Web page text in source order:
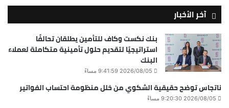
آخر الأخبار
بنك نكست وكاف للتأمين يطلقان تحالفًا
استراتيجيًا لتقديم حلول تأمينية متكاملة لعملاء
البنك
2026/08/05 9:41:59 مساءً
ناتجاس توضح حقيقية الشكوي من خلل منظومة احتساب الفواتير
2026/08/05 9:20:30 مساءً